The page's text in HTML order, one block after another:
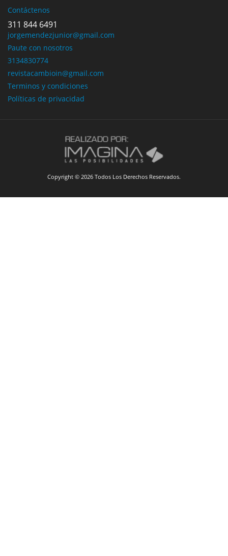
Contáctenos
311 844 6491
jorgemendezjunior@gmail.com
Paute con nosotros
3134830774
revistacambioin@gmail.com
Terminos y condiciones
Políticas de privacidad
Copyright © 2026 Todos Los Derechos Reservados.